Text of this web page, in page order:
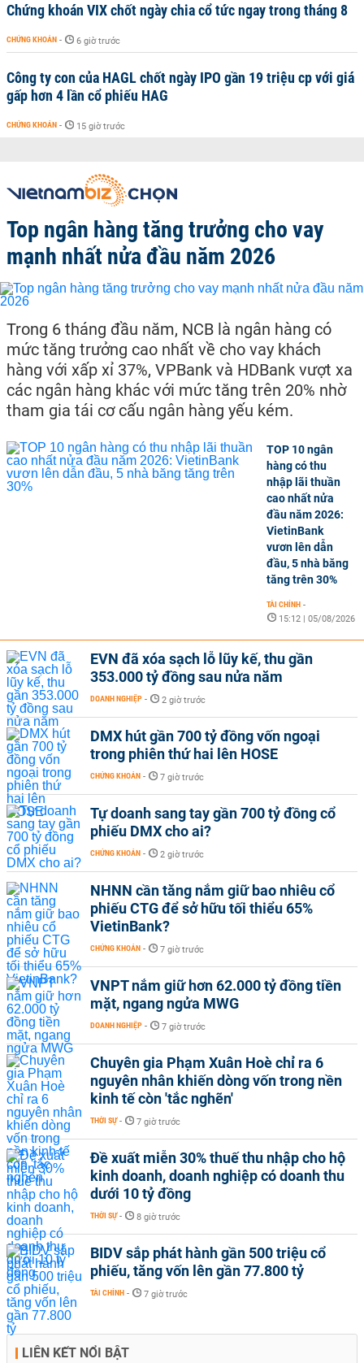
Chứng khoán VIX chốt ngày chia cổ tức ngay trong tháng 8
CHỨNG KHOÁN - 6 giờ trước
Công ty con của HAGL chốt ngày IPO gần 19 triệu cp với giá
gấp hơn 4 lần cổ phiếu HAG
CHỨNG KHOÁN - 15 giờ trước
Top ngân hàng tăng trưởng cho vay
mạnh nhất nửa đầu năm 2026
Trong 6 tháng đầu năm, NCB là ngân hàng có
mức tăng trưởng cao nhất về cho vay khách
hàng với xấp xỉ 37%, VPBank và HDBank vượt xa
các ngân hàng khác với mức tăng trên 20% nhờ
tham gia tái cơ cấu ngân hàng yếu kém.
TOP 10 ngân
hàng có thu
nhập lãi thuần
cao nhất nửa
đầu năm 2026:
VietinBank
vươn lên dẫn
đầu, 5 nhà băng
tăng trên 30%
TÀI CHÍNH -
15:12 | 05/08/2026
EVN đã xóa sạch lỗ lũy kế, thu gần
353.000 tỷ đồng sau nửa năm
DOANH NGHIỆP - 2 giờ trước
DMX hút gần 700 tỷ đồng vốn ngoại
trong phiên thứ hai lên HOSE
CHỨNG KHOÁN - 7 giờ trước
Tự doanh sang tay gần 700 tỷ đồng cổ
phiếu DMX cho ai?
CHỨNG KHOÁN - 2 giờ trước
NHNN cần tăng nắm giữ bao nhiêu cổ
phiếu CTG để sở hữu tối thiểu 65%
VietinBank?
CHỨNG KHOÁN - 7 giờ trước
VNPT nắm giữ hơn 62.000 tỷ đồng tiền
mặt, ngang ngửa MWG
DOANH NGHIỆP - 7 giờ trước
Chuyên gia Phạm Xuân Hoè chỉ ra 6
nguyên nhân khiến dòng vốn trong nền
kinh tế còn 'tắc nghẽn'
THỜI SỰ - 7 giờ trước
Đề xuất miễn 30% thuế thu nhập cho hộ
kinh doanh, doanh nghiệp có doanh thu
dưới 10 tỷ đồng
THỜI SỰ - 8 giờ trước
BIDV sắp phát hành gần 500 triệu cổ
phiếu, tăng vốn lên gần 77.800 tỷ
TÀI CHÍNH - 7 giờ trước
LIÊN KẾT NỔI BẬT